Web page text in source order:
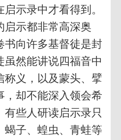
示录中才看得到。
启示都非常高深奥
书向许多基督徒是封
虽然能讲说四福音中
称义，以及蒙头、擘
，却不能深入领会希
些人研读启示录只
蝎子、蝗虫、青蛙等